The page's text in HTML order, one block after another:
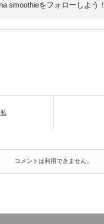
smoothieをフォローしよう！
コメントは利用できません。